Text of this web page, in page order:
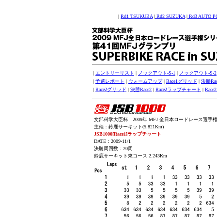
| Rd1 TSUKUBA | Rd2 SUZUKA | Rd3 AUTO
| エントリーリスト | ノックアウト-S-1 | ノックアウト-S-2
| 予選レポート | ウォームアップ| Race1グリッド | 決勝
| Race2グリッド | 決勝Race2 | Race2ラップチャート |
文部科学大臣杯 2009年 MFJ 全日本ロードレース選手
主催：鈴鹿サーキット(5.821Km)
JSB1000[Race1]ラップチャート
DATE：2009-11/1
決勝周回数：20周
鈴鹿サーキット東コース 2.243Km